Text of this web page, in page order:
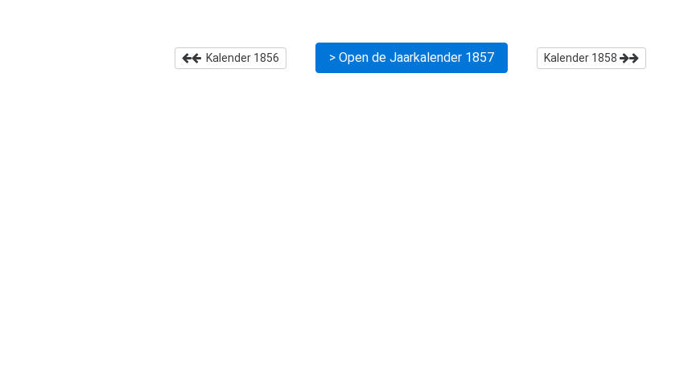
Kalender 1856 > Open de Jaarkalender 1857 Kalender 1858